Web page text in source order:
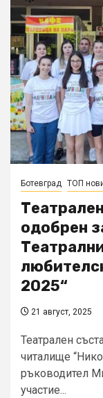
Ботевград ТОП
одобрен
2025“
21 август, 2025
Театрален
читалище
ръководител
участие...